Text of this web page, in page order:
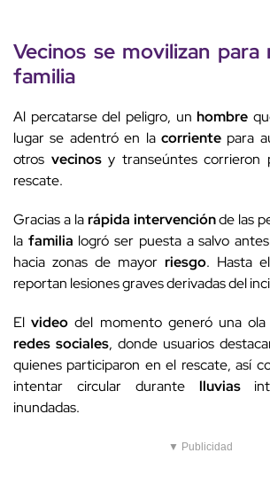
Vecinos se movilizan para
familia
Al percatarse del peligro, unhombre
lugar se adentró en la corrientepara
otros vecinosy transeúntes corrieron
rescate.
Gracias a larápida intervenciónde las
la familia logró ser puesta a salvo
hacia zonas de mayor riesgo. Hasta
reportan lesiones graves derivadas del
Elvideo del momento generó una
redes sociales, donde usuarios
quienes participaron en el rescate, así
intentar circular durante lluvias
inundadas.
▼ Publicidad